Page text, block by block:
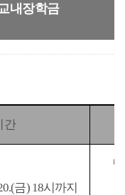
내장학금
간
금) 18시까지